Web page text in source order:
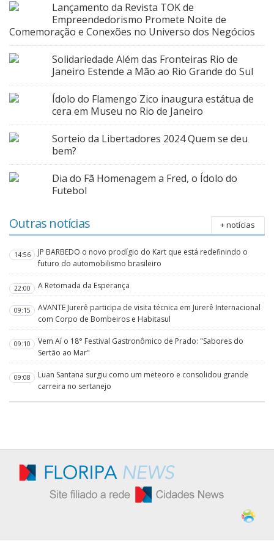
Lançamento da Revista TOK de
Empreendedorismo Promete Noite de
Comemoração e Conexões no Universo dos Negócios
Solidariedade Além das Fronteiras Rio de
Janeiro Estende a Mão ao Rio Grande do Sul
Ídolo do Flamengo Zico inaugura estátua de
cera em Museu no Rio de Janeiro
Sorteio da Libertadores 2024 Quem se deu
bem?
Dia do Fã Homenagem a Fred, o Ídolo do
Futebol
Outras notícias + notícias
14:56
JP BARBEDO o novo prodígio do Kart que está redefinindo o
futuro do automobilismo brasileiro
22:00 A Retomada da Esperança
09:15
AVANTE Jurerê participa de visita técnica em Jurerê Internacional
com Corpo de Bombeiros e Habitasul
09:10
Vem Aí o 18° Festival Gastronômico de Prado: "Sabores do
Sertão ao Mar"
09:08
Luan Santana surgiu como um meteoro e consolidou grande
carreira no sertanejo